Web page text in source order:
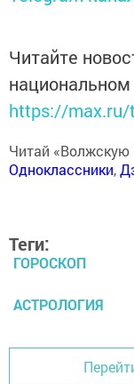
Читайте
https://max.ru/
Читай «Волжскую
Одноклассники,
Теги:
ГОРОСКОП
АСТРОЛОГИЯ